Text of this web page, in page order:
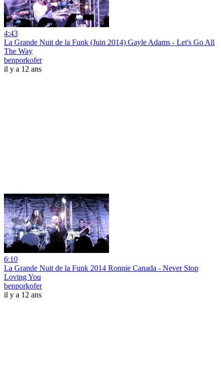
4:43
La Grande Nuit de la Funk (Juin 2014) Gayle Adams - Let's Go All
The Way
benporkofer
il y a 12 ans
6:10
La Grande Nuit de la Funk 2014 Ronnie Canada - Never Stop
Loving You
benporkofer
il y a 12 ans